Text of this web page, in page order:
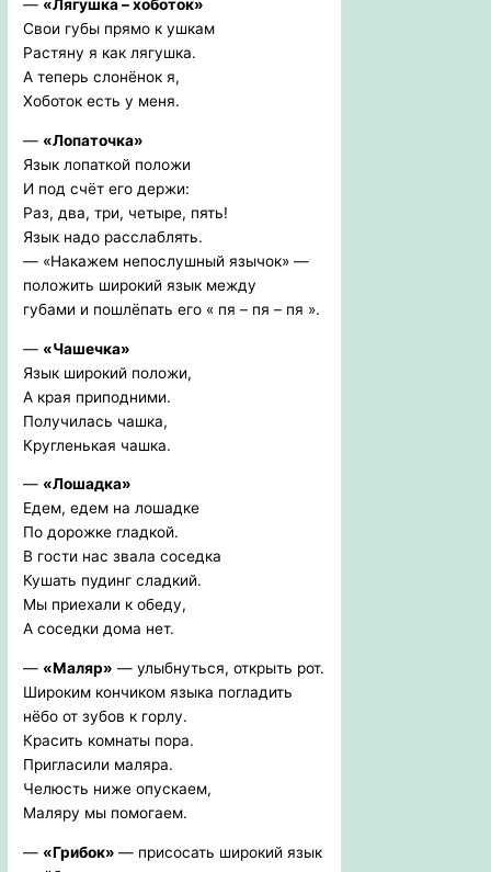
— «Лягушка – хоботок»
Свои губы прямо к ушкам
Растяну я как лягушка.
А теперь слонёнок я,
Хоботок есть у меня.
— «Лопаточка»
Язык лопаткой положи
И под счёт его держи:
Раз, два, три, четыре, пять!
Язык надо расслаблять.
— «Накажем непослушный язычок» —
положить широкий язык между
губами и пошлёпать его « пя – пя – пя ».
— «Чашечка»
Язык широкий положи,
А края приподними.
Получилась чашка,
Кругленькая чашка.
— «Лошадка»
Едем, едем на лошадке
По дорожке гладкой.
В гости нас звала соседка
Кушать пудинг сладкий.
Мы приехали к обеду,
А соседки дома нет.
— «Маляр» — улыбнуться, открыть рот.
Широким кончиком языка погладить
нёбо от зубов к горлу.
Красить комнаты пора.
Пригласили маляра.
Челюсть ниже опускаем,
Маляру мы помогаем.
— «Грибок»— присосать широкий язык